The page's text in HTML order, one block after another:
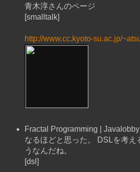
青木淳さんのページ
[smalltalk]
http://www.cc.kyoto-su.ac.jp/
Fractal Programming | Javalobby
なるほどと思った。 DSLを考え
うなんだね。
[dsl]